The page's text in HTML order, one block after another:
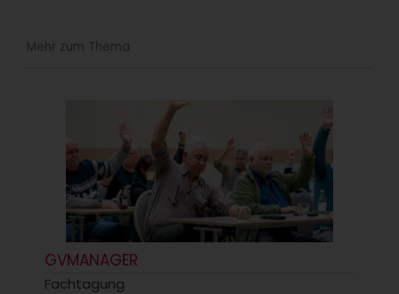
Mehr zum Thema
GVMANAGER
Fachtagung